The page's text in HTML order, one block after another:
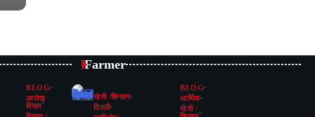
BLOG
आलेख
विचार
Farmer
खेती /किसान
दिल्ली
BLOG
आर्थिक
खेती /